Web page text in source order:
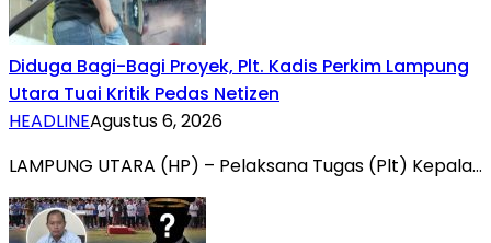
Diduga Bagi-Bagi Proyek, Plt. Kadis Perkim Lampung
Utara Tuai Kritik Pedas Netizen
HEADLINEAgustus 6, 2026
LAMPUNG UTARA (HP) – Pelaksana Tugas (Plt) Kepala…